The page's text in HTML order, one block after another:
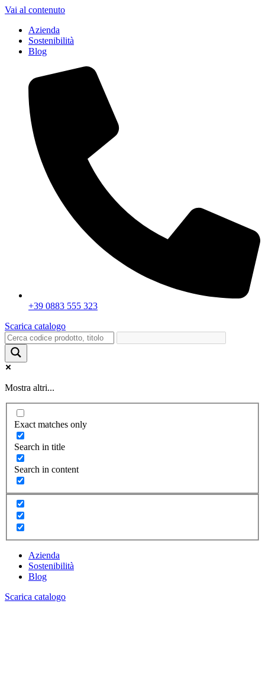
Vai al contenuto
Azienda
Sostenibilità
Blog
+39 0883 555 323
Scarica catalogo
Mostra altri...
Exact matches only
Search in title
Search in content
Azienda
Sostenibilità
Blog
Scarica catalogo